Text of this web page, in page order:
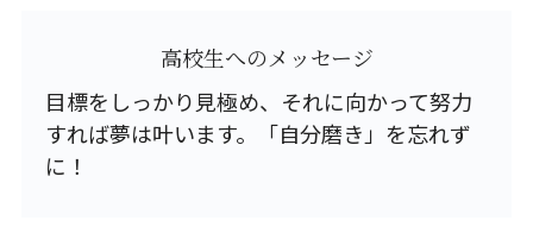
高校生へのメッセージ
目標をしっかり見極め、それに向かって努力
すれば夢は叶います。「自分磨き」を忘れず
に！